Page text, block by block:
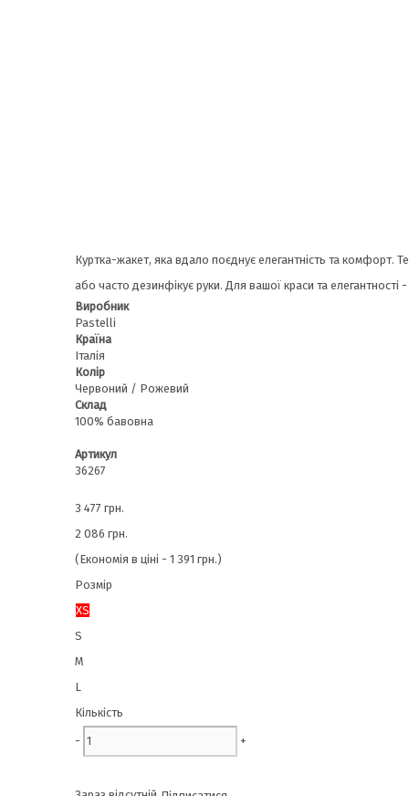
Куртка-жакет, яка вдало поєднує елегантність та комфорт.
або часто дезинфікує руки. Для вашої краси та елегантності
Виробник
Pastelli
Країна
Італія
Колір
Червоний / Рожевий
Склад
100% бавовна
Артикул
36267
3 477 грн.
2 086 грн.
(Економія в ціні - 1 391 грн.)
Розмір
XS
S
M
L
Кількість
- +